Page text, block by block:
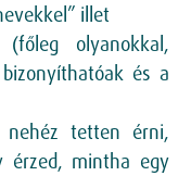
illet
olyanokkal,
és a
nehéz tetten érni,
érzed, mintha egy